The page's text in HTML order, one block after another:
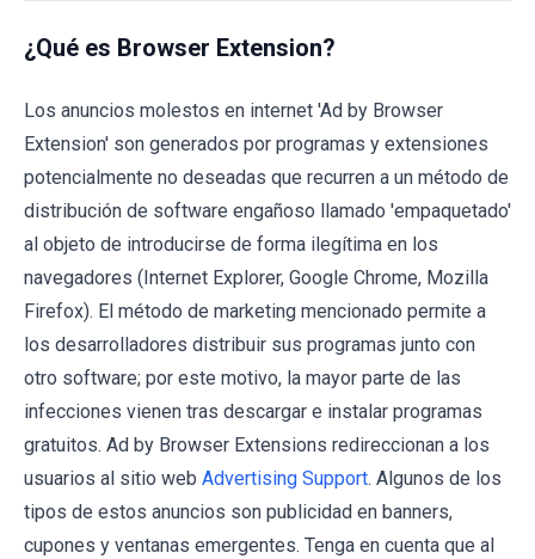
¿Qué es Browser Extension?
Los anuncios molestos en internet 'Ad by Browser
Extension' son generados por programas y extensiones
potencialmente no deseadas que recurren a un método de
distribución de software engañoso llamado 'empaquetado'
al objeto de introducirse de forma ilegítima en los
navegadores (Internet Explorer, Google Chrome, Mozilla
Firefox). El método de marketing mencionado permite a
los desarrolladores distribuir sus programas junto con
otro software; por este motivo, la mayor parte de las
infecciones vienen tras descargar e instalar programas
gratuitos. Ad by Browser Extensions redireccionan a los
usuarios al sitio web Advertising Support. Algunos de los
tipos de estos anuncios son publicidad en banners,
cupones y ventanas emergentes. Tenga en cuenta que al